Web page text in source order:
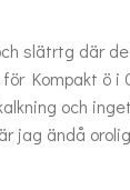
slätrtg där
Kompakt ö i
och
jag ändå